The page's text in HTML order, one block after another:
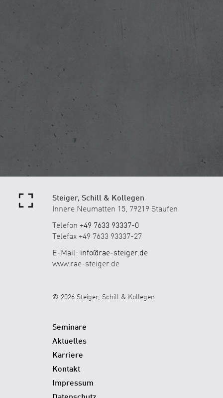
Steiger, Schill & Kollegen
Innere Neumatten 15, 79219 Staufen
Telefon +49 7633 93337-0
Telefax +49 7633 93337-27
E-Mail: info@rae-steiger.de
www.rae-steiger.de
© 2026 Steiger, Schill & Kollegen
Seminare
Aktuelles
Karriere
Kontakt
Impressum